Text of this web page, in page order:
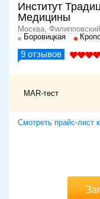
Институт
Медицины
Москва,
Боровицкая
9 отзывов
MAR-тест
Смотреть прайс-лист